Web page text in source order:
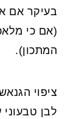
בעיקר אם
(אם כי
המתכון).
ציפוי
לבן